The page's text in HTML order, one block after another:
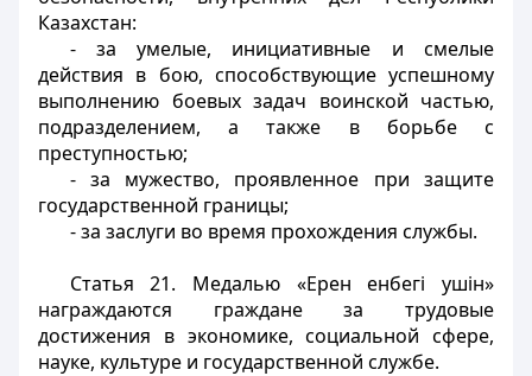
Казахстан:
- за умелые, инициативные и смелые
действия в бою, способствующие успешному
выполнению боевых задач воинской частью,
подразделением, а также в борьбе с
преступностью;
- за мужество, проявленное при защите
государственной границы;
- за заслуги во время прохождения службы.
Статья 21. Медалью «Ерен енбегi ушiн»
награждаются граждане за трудовые
достижения в экономике, социальной сфере,
науке, культуре и государственной службе.